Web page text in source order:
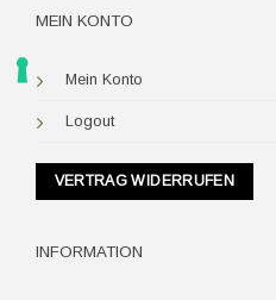
MEIN KONTO
Mein Konto
Logout
VERTRAG WIDERRUFEN
INFORMATION